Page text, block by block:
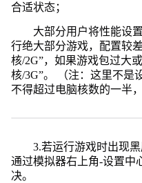
合适状态；
大部分用户将性能设
行绝大部分游戏，配置较
核/2G”，如果游戏包过大
核/3G”。 （注：这里不是
不得超过电脑核数的一半
3.若运行游戏时出现
通过模拟器右上角-设置中
决。